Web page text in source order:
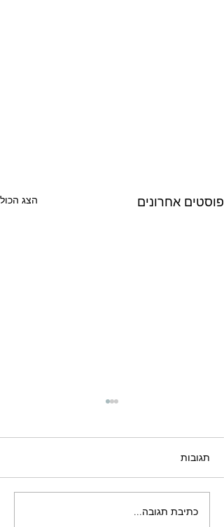
פוסטים אחרונים הצג הכול
ערב עיון: נאמנויות במשפחה
תגובות
כתיבת תגובה...